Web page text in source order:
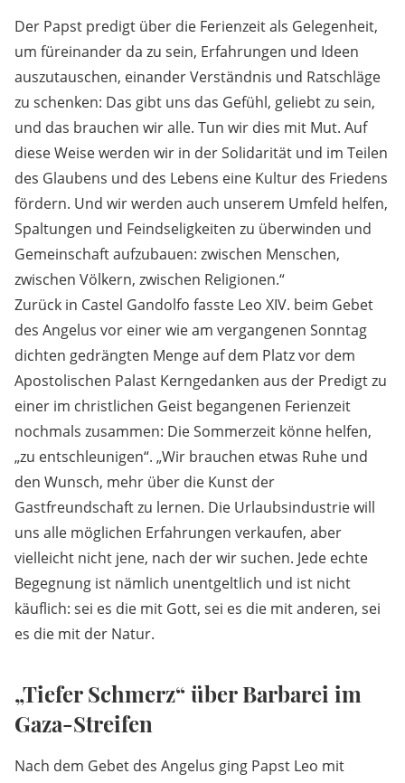
Der Papst predigt über die Ferienzeit als Gelegenheit,
um füreinander da zu sein, Erfahrungen und Ideen
auszutauschen, einander Verständnis und Ratschläge
zu schenken: Das gibt uns das Gefühl, geliebt zu sein,
und das brauchen wir alle. Tun wir dies mit Mut. Auf
diese Weise werden wir in der Solidarität und im Teilen
des Glaubens und des Lebens eine Kultur des Friedens
fördern. Und wir werden auch unserem Umfeld helfen,
Spaltungen und Feindseligkeiten zu überwinden und
Gemeinschaft aufzubauen: zwischen Menschen,
zwischen Völkern, zwischen Religionen.“
Zurück in Castel Gandolfo fasste Leo XIV. beim Gebet
des Angelus vor einer wie am vergangenen Sonntag
dichten gedrängten Menge auf dem Platz vor dem
Apostolischen Palast Kerngedanken aus der Predigt zu
einer im christlichen Geist begangenen Ferienzeit
nochmals zusammen: Die Sommerzeit könne helfen,
„zu entschleunigen“. „Wir brauchen etwas Ruhe und
den Wunsch, mehr über die Kunst der
Gastfreundschaft zu lernen. Die Urlaubsindustrie will
uns alle möglichen Erfahrungen verkaufen, aber
vielleicht nicht jene, nach der wir suchen. Jede echte
Begegnung ist nämlich unentgeltlich und ist nicht
käuflich: sei es die mit Gott, sei es die mit anderen, sei
es die mit der Natur.
„Tiefer Schmerz“ über Barbarei im
Gaza-Streifen
Nach dem Gebet des Angelus ging Papst Leo mit